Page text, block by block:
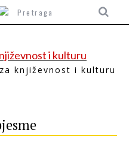
književnost i kulturu